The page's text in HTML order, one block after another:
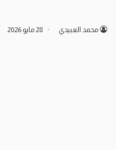
محمد العبيدي 28 مايو 2026